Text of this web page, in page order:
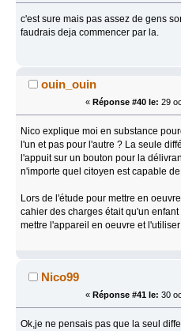
c'est sure mais pas assez de gens
faudrais deja commencer par la.
ouin_ouin
« Réponse #40 le: 29
Nico explique moi en substance
l'un et pas pour l'autre ? La seule
l'appuit sur un bouton pour la
n'importe quel citoyen est capable
Lors de l'étude pour mettre en
cahier des charges était qu'un
mettre l'appareil en oeuvre et l'utiliser
Nico99
« Réponse #41 le: 30
Ok,je ne pensais pas que la seul